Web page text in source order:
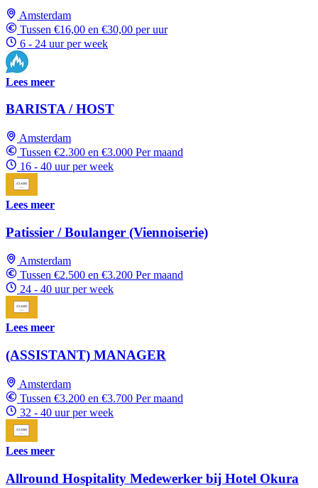
Amsterdam
Tussen €16,00 en €30,00 per uur
6 - 24 uur per week
Lees meer
BARISTA / HOST
Amsterdam
Tussen €2.300 en €3.000 Per maand
16 - 40 uur per week
Lees meer
Patissier / Boulanger (Viennoiserie)
Amsterdam
Tussen €2.500 en €3.200 Per maand
24 - 40 uur per week
Lees meer
(ASSISTANT) MANAGER
Amsterdam
Tussen €3.200 en €3.700 Per maand
32 - 40 uur per week
Lees meer
Allround Hospitality Medewerker bij Hotel Okura